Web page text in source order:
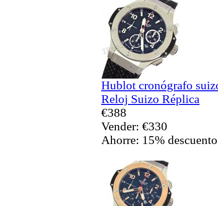
Hublot cronógrafo
Reloj Suizo Réplica
€388
Vender: €330
Ahorre: 15% descuento